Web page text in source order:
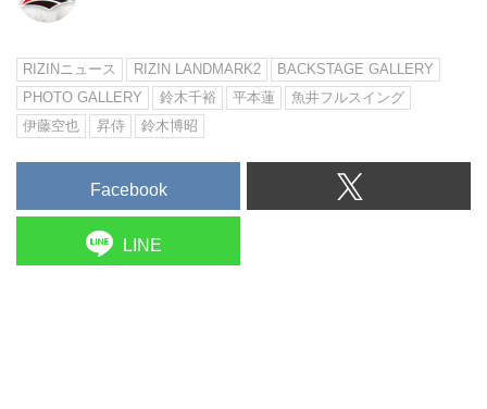
RIZINニュース RIZIN LANDMARK2
BACKSTAGE GALLERY
PHOTO GALLERY
鈴木千裕 平本蓮
魚井フルスイング
伊藤空也
昇侍 鈴木博昭
Facebook
LINE